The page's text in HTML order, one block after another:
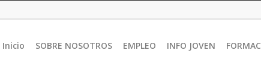
Inicio SOBRE NOSOTROS EMPLEO INFO JOVEN